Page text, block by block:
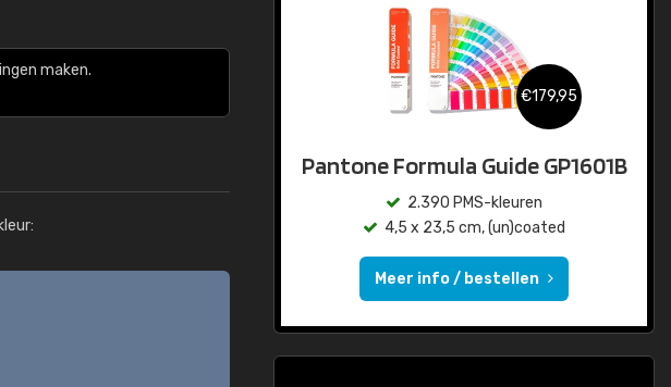
maken.
€179,95
Pantone Formula Guide GP1601B
2.390 PMS-kleuren
4,5 x 23,5 cm, (un)coated
Meer info / bestellen